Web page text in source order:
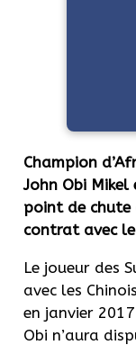
Champion
John Obi Mikel
point de chute
contrat avec
Le joueur des
avec les
en janvier
Obi n’aura